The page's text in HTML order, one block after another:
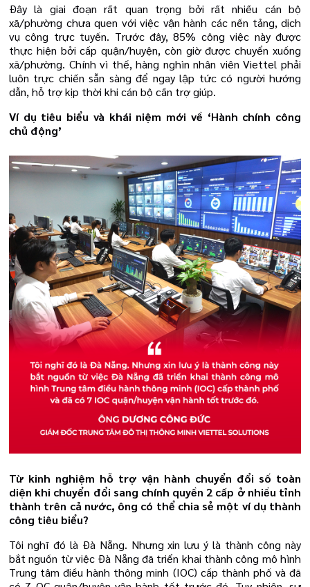
Đây là giai đoạn rất quan trọng bởi rất nhiều cán bộ
xã/phường chưa quen với việc vận hành các nền tảng, dịch
vụ công trực tuyến. Trước đây, 85% công việc này được
thực hiện bởi cấp quận/huyện, còn giờ được chuyển xuống
xã/phường. Chính vì thế, hàng nghìn nhân viên Viettel phải
luôn trực chiến sẵn sàng để ngay lập tức có người hướng
dẫn, hỗ trợ kịp thời khi cán bộ cần trợ giúp.
Ví dụ tiêu biểu và khái niệm mới về ‘Hành chính công
chủ động’
Từ kinh nghiệm hỗ trợ vận hành chuyển đổi số toàn
diện khi chuyển đổi sang chính quyền 2 cấp ở nhiều tỉnh
thành trên cả nước, ông có thể chia sẻ một ví dụ thành
công tiêu biểu?
Tôi nghĩ đó là Đà Nẵng. Nhưng xin lưu ý là thành công này
bắt nguồn từ việc Đà Nẵng đã triển khai thành công mô hình
Trung tâm điều hành thông minh (IOC) cấp thành phố và đã